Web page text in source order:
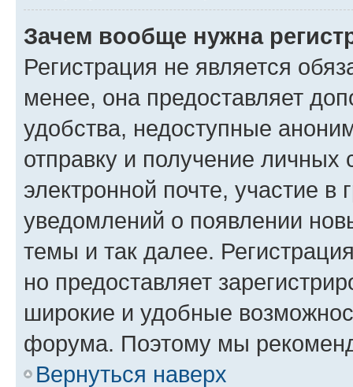
Зачем вообще нужна
Регистрация не является
менее, она предоставляет
удобства, недоступные
отправку и получение
электронной почте, участие в
уведомлений о появлении
темы и так далее.
но предоставляет
широкие и удобные
форума. Поэтому мы
Вернуться наверх